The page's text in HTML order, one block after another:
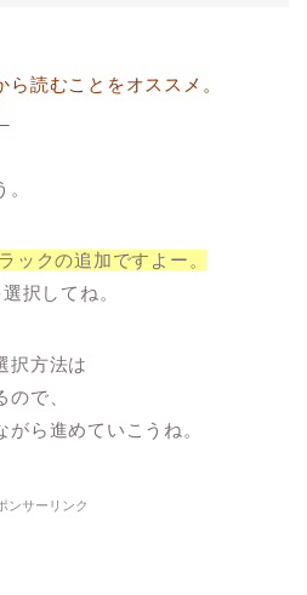
ら読むことをオススメ。
ックの追加ですよー。
選択してね。
択方法は
で、
ら進めていこうね。
ンサーリンク